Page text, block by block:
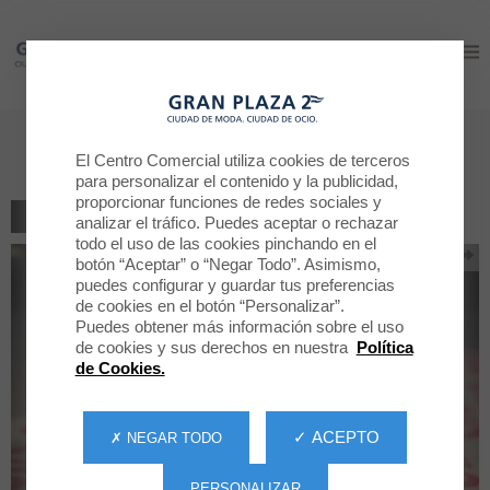
Gran Plaza 2
VICIO GRAN PLAZA 2
VOLVER AL LISTADO
Gran Plaza 2
El Centro Comercial utiliza cookies de terceros
para personalizar el contenido y la publicidad,
proporcionar funciones de redes sociales y
analizar el tráfico. Puedes aceptar o rechazar
todo el uso de las cookies pinchando en el
botón “Aceptar” o “Negar Todo”. Asimismo,
puedes configurar y guardar tus preferencias
de cookies en el botón “Personalizar”.
Puedes obtener más información sobre el uso
de cookies y sus derechos en nuestra Política
de Cookies.
✓ ACEPTO
✗ NEGAR TODO